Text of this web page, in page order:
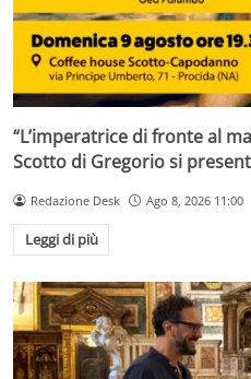
“L’imperatrice di fronte al
Scotto di Gregorio si
Redazione Desk Ago 8, 2026 11:00
Leggi di più